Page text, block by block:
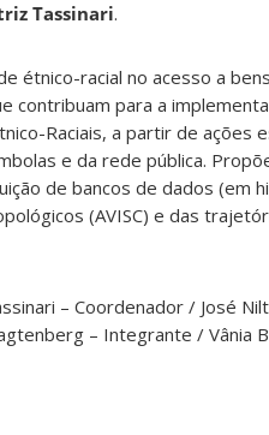
Tassinari.
étnico-racial no acesso a
para a
Raciais, a partir de ações
e da rede pública.
de bancos de dados (em
(AVISC) e das
– Coordenador / José
– Integrante / Vânia